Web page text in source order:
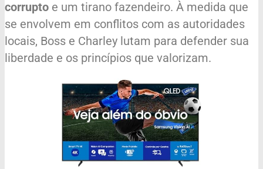
corrupto e um tirano fazendeiro. À medida que
se envolvem em conflitos com as autoridades
locais, Boss e Charley lutam para defender sua
liberdade e os princípios que valorizam.